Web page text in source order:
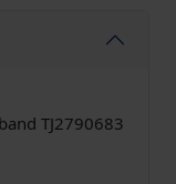
TJ2790683